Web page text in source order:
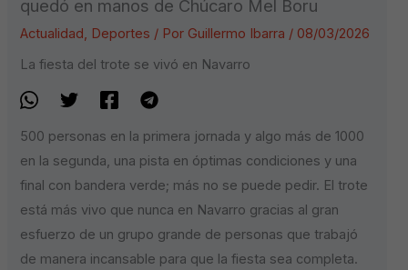
quedó en manos de Chúcaro Mel Boru
Actualidad, Deportes / Por Guillermo Ibarra / 08/03/2026
La fiesta del trote se vivó en Navarro
500 personas en la primera jornada y algo más de 1000
en la segunda, una pista en óptimas condiciones y una
final con bandera verde; más no se puede pedir. El trote
está más vivo que nunca en Navarro gracias al gran
esfuerzo de un grupo grande de personas que trabajó
de manera incansable para que la fiesta sea completa.